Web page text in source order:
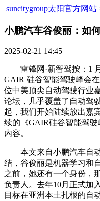
suncitygroup太阳官方网站
小鹏汽车谷俊丽：如
2025-02-21 14:45
雷锋网·新智驾按：1 月
GAIR 硅谷智能驾驶峰会
位中美顶尖自动驾驶行业
论坛，几乎覆盖了自动驾
起，我们开始陆续放出嘉
续的《GAIR硅谷智能驾
内容。
本文来自小鹏汽车自动
结，谷俊丽是机器学习和
之前，她还有一个身份，
负责人。去年10月正式加
目标在亚洲本土扎根的自